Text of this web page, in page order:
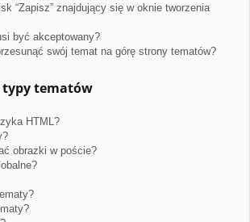
“Zapisz” znajdujący się w oknie tworzenia
być akceptowany?
swój temat na górę strony tematów?
tematów
HTML?
obrazki w poście?